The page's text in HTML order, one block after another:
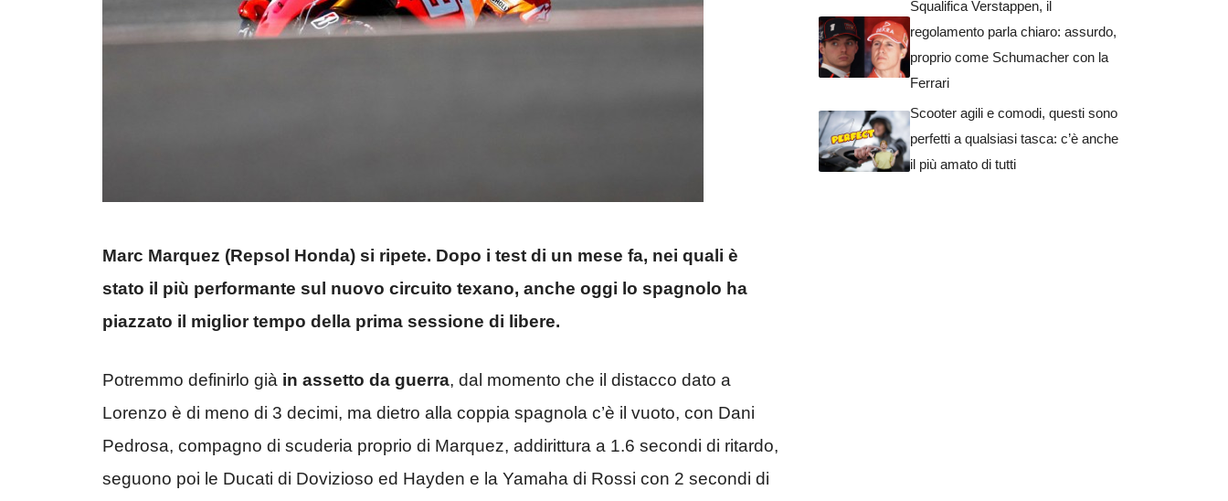
Marc Marquez (Repsol Honda) si ripete. Dopo i test di un mese fa, nei quali è
stato il più performante sul nuovo circuito texano, anche oggi lo spagnolo ha
piazzato il miglior tempo della prima sessione di libere.
Potremmo definirlo già in assetto da guerra, dal momento che il distacco dato a
Lorenzo è di meno di 3 decimi, ma dietro alla coppia spagnola c’è il vuoto, con Dani
Pedrosa, compagno di scuderia proprio di Marquez, addirittura a 1.6 secondi di ritardo,
seguono poi le Ducati di Dovizioso ed Hayden e la Yamaha di Rossi con 2 secondi di
Squalifica Verstappen, il
regolamento parla chiaro: assurdo,
proprio come Schumacher con la
Ferrari
Scooter agili e comodi, questi sono
perfetti a qualsiasi tasca: c’è anche
il più amato di tutti